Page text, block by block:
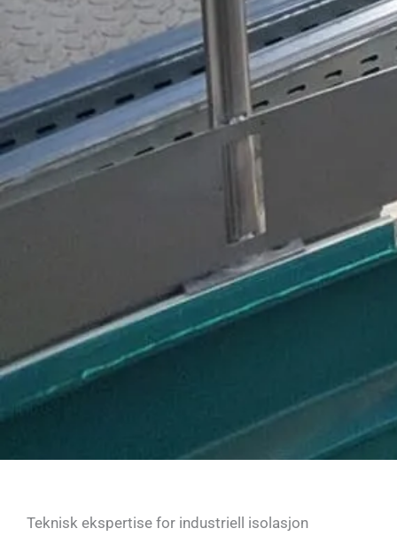
Teknisk ekspertise for industriell isolasjon